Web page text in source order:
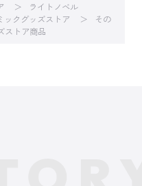
ライトノベル
ックグッズストア
その
ストア商品